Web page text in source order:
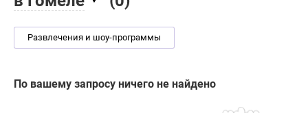
Развлечения и шоу-программы
По вашему запросу ничего не найдено